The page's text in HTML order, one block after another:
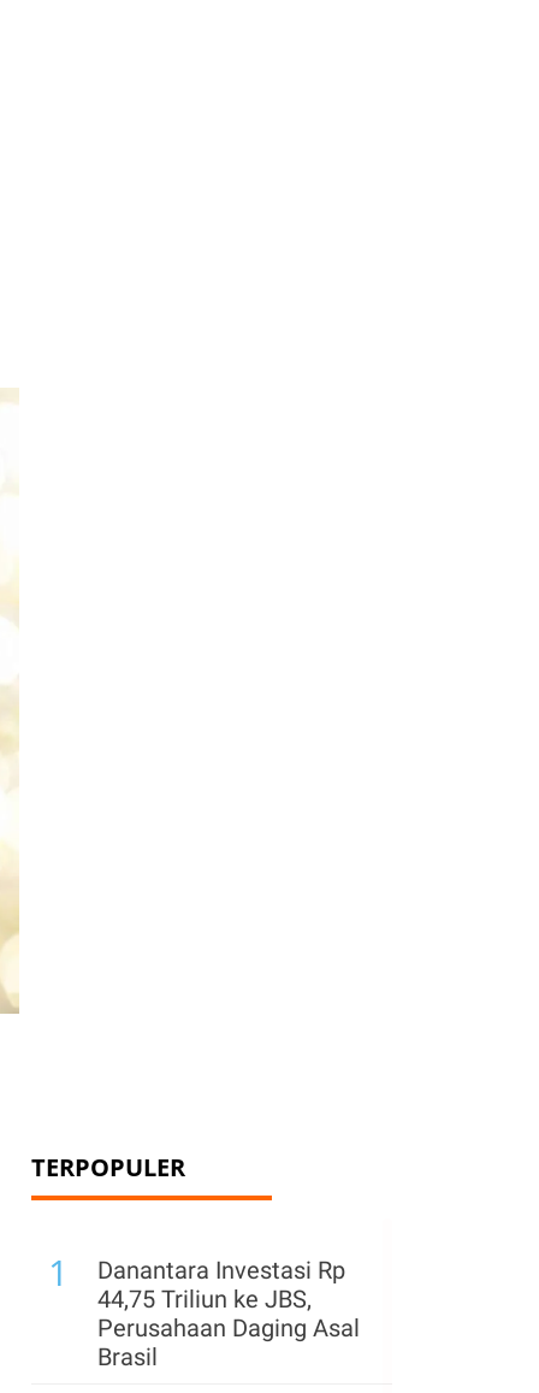
TERPOPULER
1
Danantara Investasi Rp
44,75 Triliun ke JBS,
Perusahaan Daging Asal
Brasil